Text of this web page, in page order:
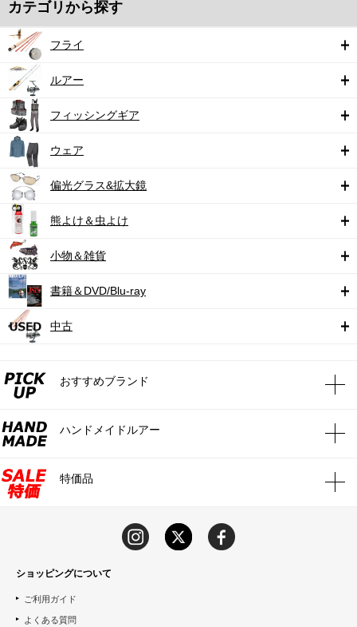
カテゴリから探す
フライ
ルアー
フィッシングギア
ウェア
偏光グラス&拡大鏡
熊よけ＆虫よけ
小物＆雑貨
書籍＆DVD/Blu-ray
中古
おすすめブランド
ハンドメイドルアー
特価品
ショッピングについて
ご利用ガイド
よくある質問